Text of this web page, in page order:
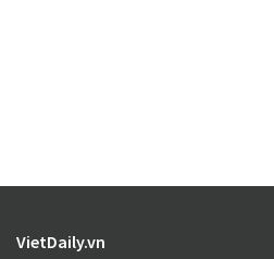
VietDaily.vn